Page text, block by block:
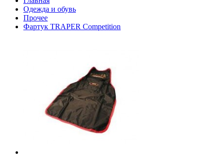
Одежда и обувь
Прочее
Фартук TRAPER Competition